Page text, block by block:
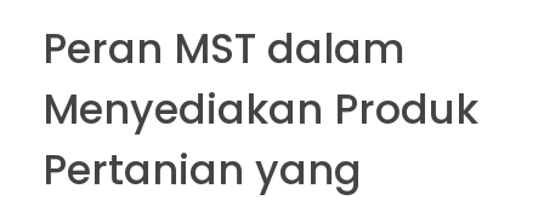
Peran MST dalam
Menyediakan Produk
Pertanian yang